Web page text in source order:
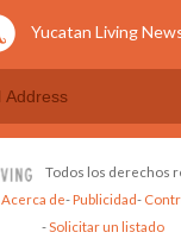
Yucatan Living
Todos los derechos
Acerca de-Publicidad-
-Solicitar un listado